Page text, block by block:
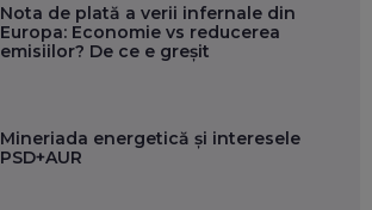
Nota de plată a verii infernale din
Europa: Economie vs reducerea
emisiilor? De ce e greșit
Mineriada energetică și interesele
PSD+AUR